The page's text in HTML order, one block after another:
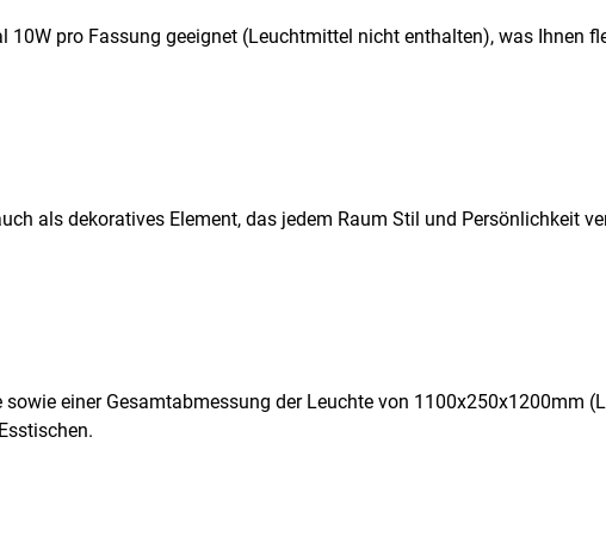
pro Fassung geeignet (Leuchtmittel nicht enthalten), was Ihnen
als dekoratives Element, das jedem Raum Stil und Persönlichkeit
einer Gesamtabmessung der Leuchte von 1100x250x1200mm